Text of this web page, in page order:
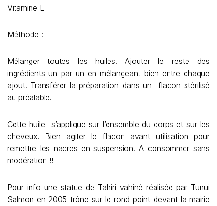
Vitamine E
Méthode :
Mélanger toutes les huiles. Ajouter le reste des
ingrédients un par un en mélangeant bien entre chaque
ajout. Transférer la préparation dans un flacon stérilisé
au préalable.
Cette huile s’applique sur l’ensemble du corps et sur les
cheveux. Bien agiter le flacon avant utilisation pour
remettre les nacres en suspension. A consommer sans
modération !!
Pour info une statue de Tahiri vahiné réalisée par Tunui
Salmon en 2005 trône sur le rond point devant la mairie